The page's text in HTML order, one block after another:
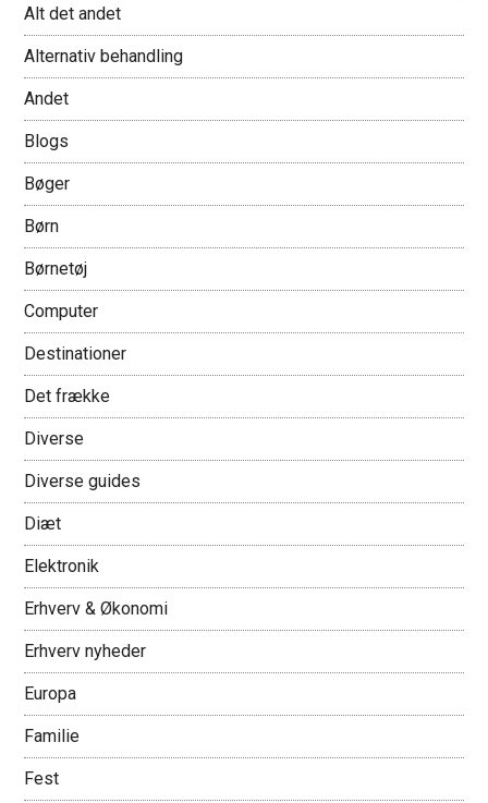
Alt det andet
Alternativ behandling
Andet
Blogs
Bøger
Børn
Børnetøj
Computer
Destinationer
Det frække
Diverse
Diverse guides
Diæt
Elektronik
Erhverv & Økonomi
Erhverv nyheder
Europa
Familie
Fest